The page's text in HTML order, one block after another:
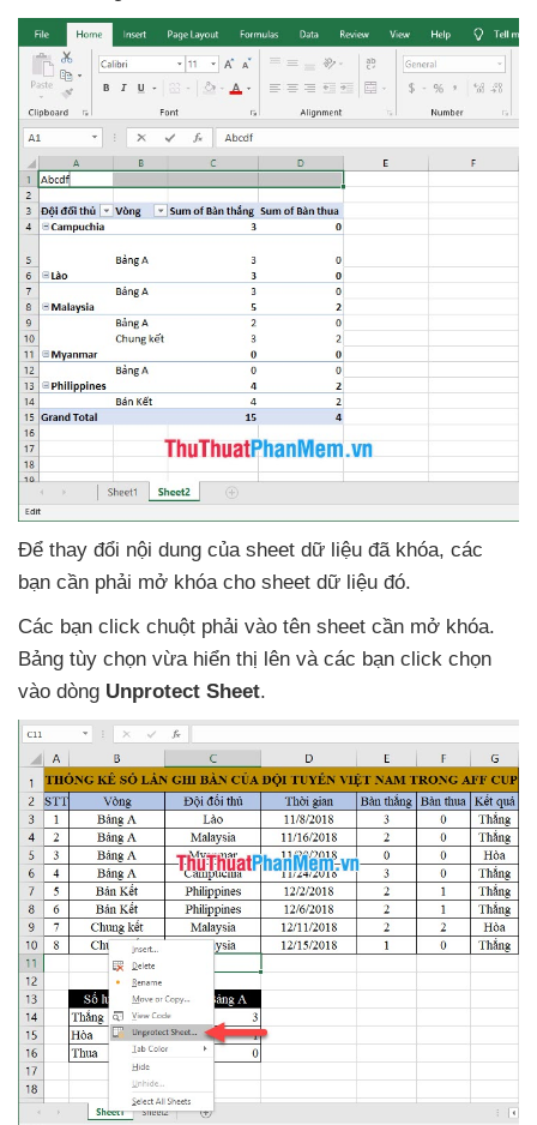
Để thay đổi nội dung của sheet dữ liệu đã khóa, các
bạn cần phải mở khóa cho sheet dữ liệu đó.
Các bạn click chuột phải vào tên sheet cần mở khóa.
Bảng tùy chọn vừa hiển thị lên và các bạn click chọn
vào dòng Unprotect Sheet.